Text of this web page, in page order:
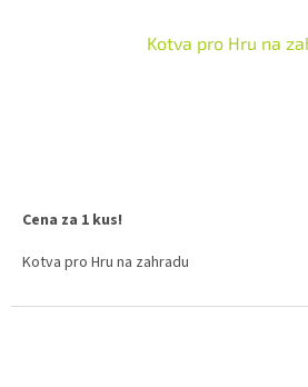
Kotva pro Hru na
Cena za 1 kus!
Kotva pro Hru na zahradu